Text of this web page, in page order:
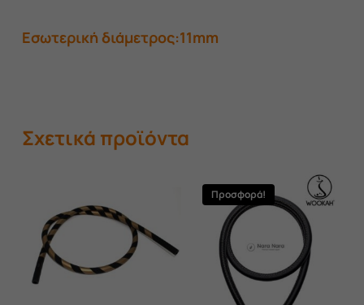
Εσωτερική διάμετρος:11mm
Σχετικά προϊόντα
Προσφορά!